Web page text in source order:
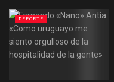
DEPORTE